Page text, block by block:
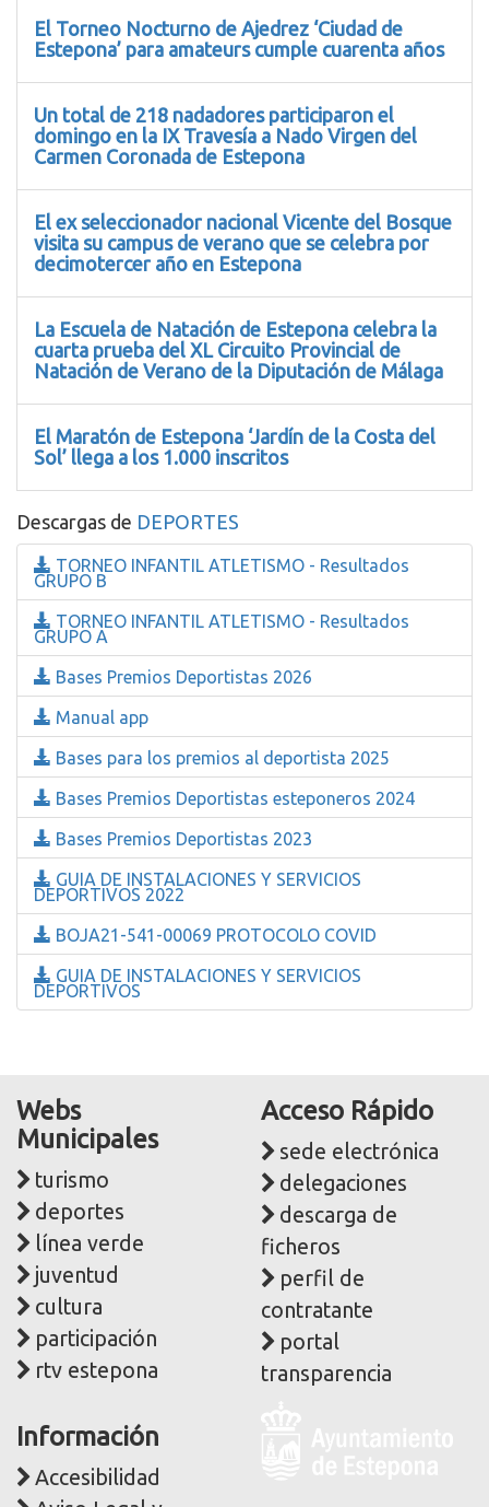
El Torneo Nocturno de Ajedrez ‘Ciudad de
Estepona’ para amateurs cumple cuarenta años
Un total de 218 nadadores participaron el
domingo en la IX Travesía a Nado Virgen del
Carmen Coronada de Estepona
El ex seleccionador nacional Vicente del Bosque
visita su campus de verano que se celebra por
decimotercer año en Estepona
La Escuela de Natación de Estepona celebra la
cuarta prueba del XL Circuito Provincial de
Natación de Verano de la Diputación de Málaga
El Maratón de Estepona ‘Jardín de la Costa del
Sol’ llega a los 1.000 inscritos
Descargas de DEPORTES
TORNEO INFANTIL ATLETISMO - Resultados
GRUPO B
TORNEO INFANTIL ATLETISMO - Resultados
GRUPO A
Bases Premios Deportistas 2026
Manual app
Bases para los premios al deportista 2025
Bases Premios Deportistas esteponeros 2024
Bases Premios Deportistas 2023
GUIA DE INSTALACIONES Y SERVICIOS
DEPORTIVOS 2022
BOJA21-541-00069 PROTOCOLO COVID
GUIA DE INSTALACIONES Y SERVICIOS
DEPORTIVOS
Webs
Municipales
turismo
deportes
línea verde
juventud
cultura
participación
rtv estepona
Acceso Rápido
sede electrónica
delegaciones
descarga de
ficheros
perfil de
contratante
portal
transparencia
Información
Accesibilidad